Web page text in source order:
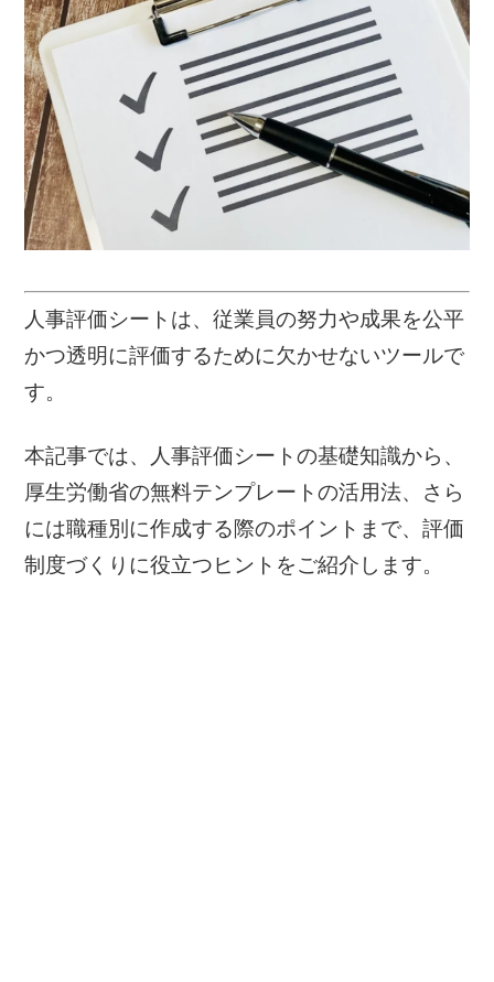
人事評価シートは、従業員の努力や成果を公平
かつ透明に評価するために欠かせないツールで
す。
本記事では、人事評価シートの基礎知識から、
厚生労働省の無料テンプレートの活用法、さら
には職種別に作成する際のポイントまで、評価
制度づくりに役立つヒントをご紹介します。